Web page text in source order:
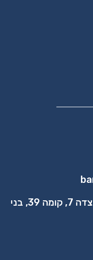
כתובת: מגדל בסר 4, מצדה 7, קומה 39, בני